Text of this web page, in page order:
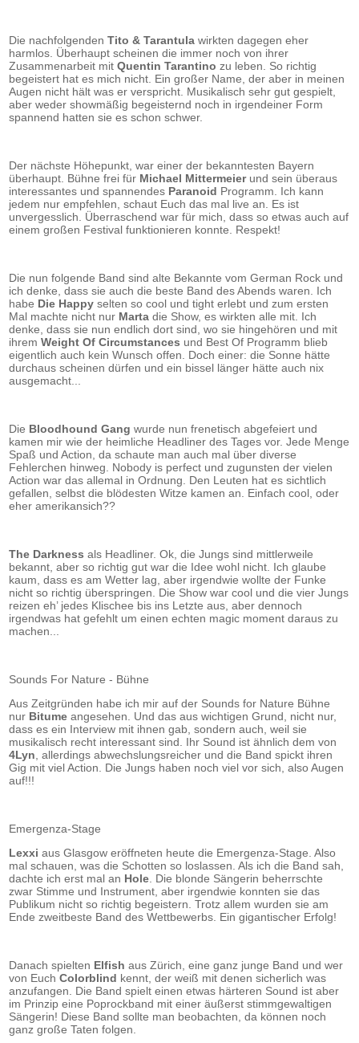
Die nachfolgendenTito & Tarantula wirkten dagegen eher
harmlos. Überhaupt scheinen die immer noch von ihrer
Zusammenarbeit mitQuentin Tarantino zu leben. So richtig
begeistert hat es mich nicht. Ein großer Name, der aber in meinen
Augen nicht hält was er verspricht. Musikalisch sehr gut gespielt,
aber weder showmäßig begeisternd noch in irgendeiner Form
spannend hatten sie es schon schwer.
Der nächste Höhepunkt, war einer der bekanntesten Bayern
überhaupt. Bühne frei für Michael Mittermeierund sein überaus
interessantes und spannendes Paranoid Programm. Ich kann
jedem nur empfehlen, schaut Euch das mal live an. Es ist
unvergesslich. Überraschend war für mich, dass so etwas auch auf
einem großen Festival funktionieren konnte. Respekt!
Die nun folgende Band sind alte Bekannte vom German Rock und
ich denke, dass sie auch die beste Band des Abends waren. Ich
habe Die Happy selten so cool und tight erlebt und zum ersten
Mal machte nicht nur Marta die Show, es wirkten alle mit. Ich
denke, dass sie nun endlich dort sind, wo sie hingehören und mit
ihremWeight Of Circumstances und Best Of Programm blieb
eigentlich auch kein Wunsch offen. Doch einer: die Sonne hätte
durchaus scheinen dürfen und ein bissel länger hätte auch nix
ausgemacht...
Die Bloodhound Gang wurde nun frenetisch abgefeiert und
kamen mir wie der heimliche Headliner des Tages vor. Jede Menge
Spaß und Action, da schaute man auch mal über diverse
Fehlerchen hinweg. Nobody is perfect und zugunsten der vielen
Action war das allemal in Ordnung. Den Leuten hat es sichtlich
gefallen, selbst die blödesten Witze kamen an. Einfach cool, oder
eher amerikansich??
The Darkness als Headliner. Ok, die Jungs sind mittlerweile
bekannt, aber so richtig gut war die Idee wohl nicht. Ich glaube
kaum, dass es am Wetter lag, aber irgendwie wollte der Funke
nicht so richtig überspringen. Die Show war cool und die vier Jungs
reizen eh’ jedes Klischee bis ins Letzte aus, aber dennoch
irgendwas hat gefehlt um einen echten magic moment daraus zu
machen...
Sounds For Nature - Bühne
Aus Zeitgründen habe ich mir auf der Sounds for Nature Bühne
nur Bitumeangesehen. Und das aus wichtigen Grund, nicht nur,
dass es ein Interview mit ihnen gab, sondern auch, weil sie
musikalisch recht interessant sind. Ihr Sound ist ähnlich dem von
4Lyn, allerdings abwechslungsreicher und die Band spickt ihren
Gig mit viel Action. Die Jungs haben noch viel vor sich, also Augen
auf!!!
Emergenza-Stage
Lexxiaus Glasgow eröffneten heute die Emergenza-Stage. Also
mal schauen, was die Schotten so loslassen. Als ich die Band sah,
dachte ich erst mal an Hole. Die blonde Sängerin beherrschte
zwar Stimme und Instrument, aber irgendwie konnten sie das
Publikum nicht so richtig begeistern. Trotz allem wurden sie am
Ende zweitbeste Band des Wettbewerbs. Ein gigantischer Erfolg!
Danach spielten Elfishaus Zürich, eine ganz junge Band und wer
von EuchColorblind kennt, der weiß mit denen sicherlich was
anzufangen. Die Band spielt einen etwas härteren Sound ist aber
im Prinzip eine Poprockband mit einer äußerst stimmgewaltigen
Sängerin! Diese Band sollte man beobachten, da können noch
ganz große Taten folgen.